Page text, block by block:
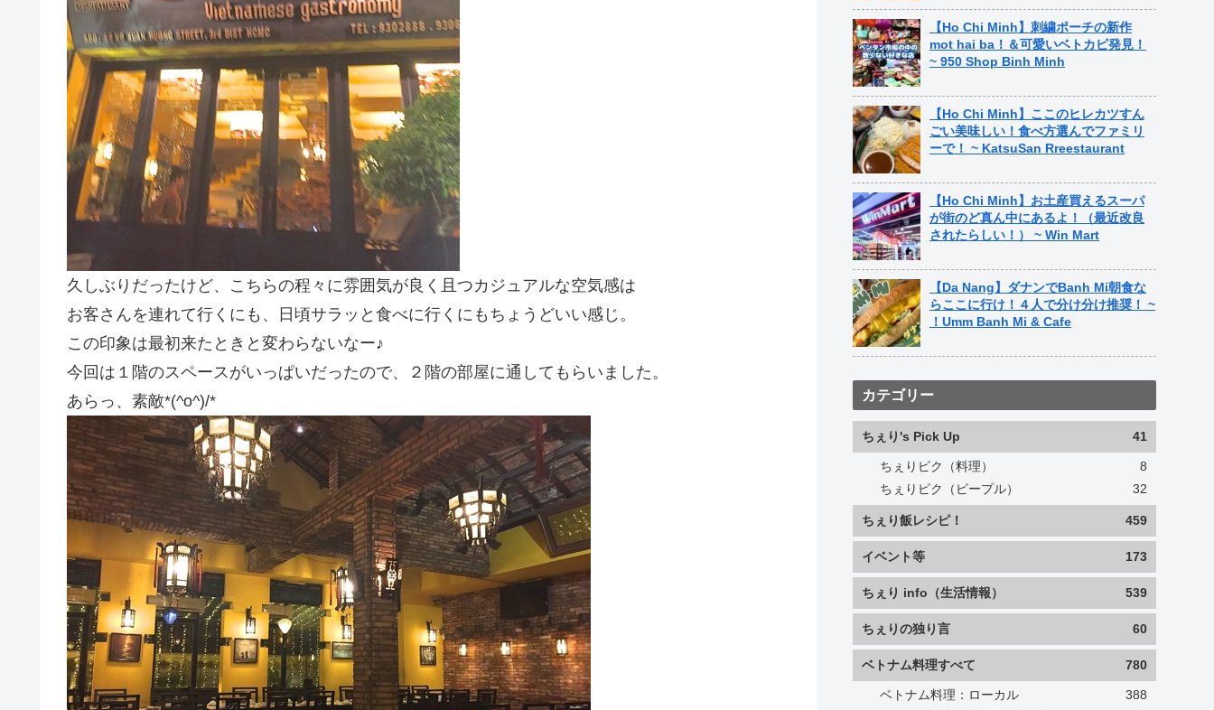
久しぶりだったけど、こちらの程々に雰囲気が良く且つカジュアルな空気感は
お客さんを連れて行くにも、日頃サラッと食べに行くにもちょうどいい感じ。
この印象は最初来たときと変わらないなー♪
今回は１階のスペースがいっぱいだったので、２階の部屋に通してもらいました。
あらっ、素敵*(^o^)/*
【Ho Chi Minh】刺繍ポーチの新作
mot hai ba！＆可愛いベトカピ発見！
~ 950 Shop Binh Minh
【Ho Chi Minh】ここのヒレカツすん
ごい美味しい！食べ方選んでファミリ
ーで！ ~ KatsuSan Rreestaurant
【Ho Chi Minh】お土産買えるスーパ
が街のど真ん中にあるよ！（最近改良
されたらしい！） ~ Win Mart
【Da Nang】ダナンでBanh Mi朝食な
らここに行け！４人で分け分け推奨！ ~
！Umm Banh Mi & Cafe
カテゴリー
ちぇり's Pick Up 41
ちぇりピク（料理）
8
ちぇりピク（ピープル）
32
ちぇり飯レシピ！ 459
イベント等 173
ちぇり info（生活情報） 539
ちぇりの独り言 60
ベトナム料理すべて 780
ベトナム料理：ローカル
388